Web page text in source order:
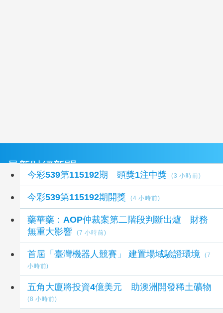
最新財經新聞
今彩539第115192期 頭獎1注中獎 (3 小時前)
今彩539第115192期開獎 (4 小時前)
藥華藥：AOP仲裁案第二階段判斷出爐 財務
無重大影響
(7 小時前)
首屆「臺灣機器人競賽」 建置場域驗證環境
(7
小時前)
五角大廈將投資4億美元 助澳洲開發稀土礦物
(8 小時前)